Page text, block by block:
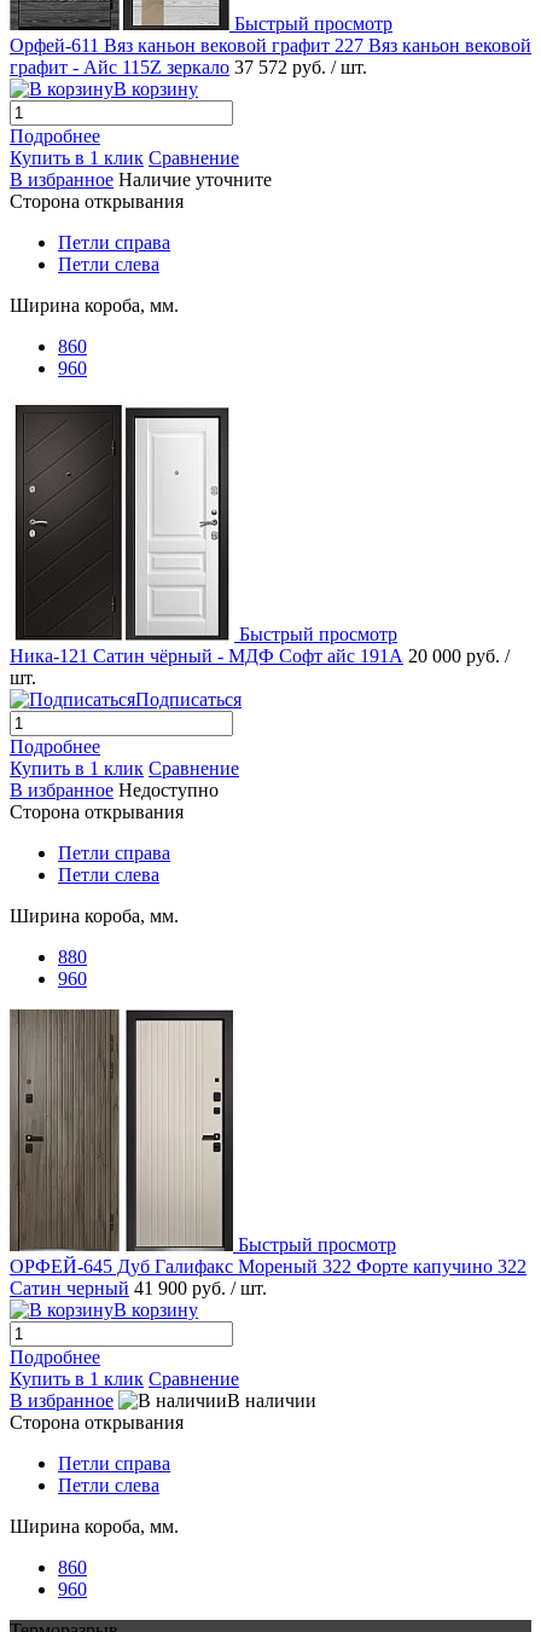
Быстрый просмотр
Орфей-611 Вяз каньон вековой графит 227 Вяз каньон вековой
графит - Айс 115Z зеркало 37 572 руб. / шт.
В корзину
Подробнее
Купить в 1 клик Сравнение
В избранное Наличие уточните
Сторона открывания
Петли справа
Петли слева
Ширина короба, мм.
860
960
Быстрый просмотр
Ника-121 Сатин чёрный - МДФ Софт айс 191А 20 000 руб. /
шт.
Подписаться
Подробнее
Купить в 1 клик Сравнение
В избранное Недоступно
Сторона открывания
Петли справа
Петли слева
Ширина короба, мм.
880
960
Быстрый просмотр
ОРФЕЙ-645 Дуб Галифакс Мореный 322 Форте капучино 322
Сатин черный 41 900 руб. / шт.
В корзину
Подробнее
Купить в 1 клик Сравнение
В избранное
В наличии
Сторона открывания
Петли справа
Петли слева
Ширина короба, мм.
860
960